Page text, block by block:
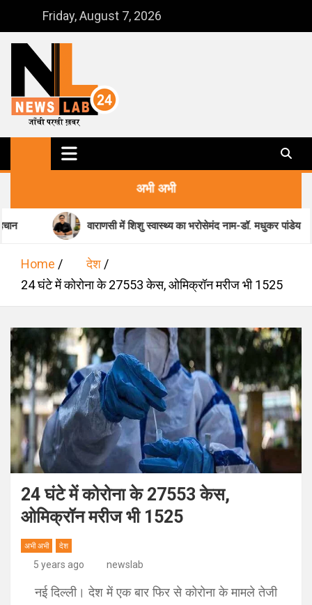
content
Friday, August 7, 2026
NewsLab24
जाँची परखी ख़बर
अभी अभी
वाराणसी में शिशु स्वास्थ्य का भरोसेमंद नाम-डॉ. मधुकर पांडेय
Home
देश
24 घंटे में कोरोना के 27553 केस, ओमिक्रॉन मरीज भी 1525
24 घंटे में कोरोना के 27553 केस,
ओमिक्रॉन मरीज भी 1525
अभी अभी देश
5 years ago newslab
नई दिल्ली। देश में एक बार फिर से कोरोना के मामले तेजी